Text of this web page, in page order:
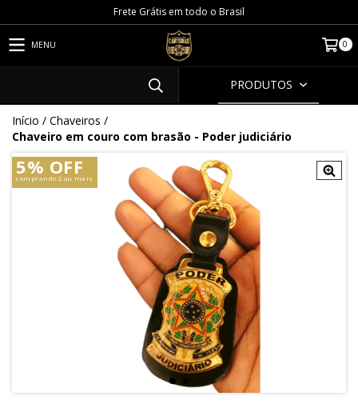
Frete Grátis em todo o Brasil
MENU 0
PRODUTOS
Início / Chaveiros /
Chaveiro em couro com brasão - Poder judiciário
5% OFF
comprando 2 ou mais